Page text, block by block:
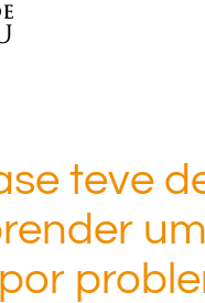
teve